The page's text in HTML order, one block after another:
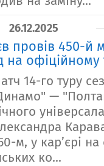
26.12.2025
провів 450-й
на офіційному
14-го туру
—
м, у кар’єрі
ко...